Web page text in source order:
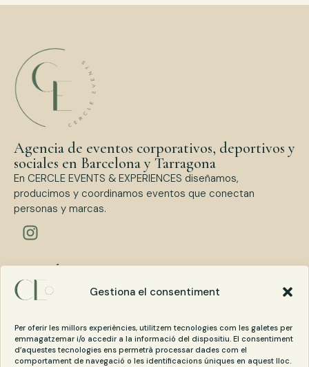
Gestiona el consentiment
Per oferir les millors experiències, utilitzem tecnologies com les galetes per
emmagatzemar i/o accedir a la informació del dispositiu. El consentiment
d’aquestes tecnologies ens permetrà processar dades com el
comportament de navegació o les identificacions úniques en aquest lloc.
Agencia de eventos corporativos, deportivos y
sociales en Barcelona y Tarragona
En CERCLE EVENTS & EXPERIENCES diseñamos,
producimos y coordinamos eventos que conectan
personas y marcas.
Tipos de eventos
Eventos Corporativos
Eventos Deportivos
Contacta con Cercle Events